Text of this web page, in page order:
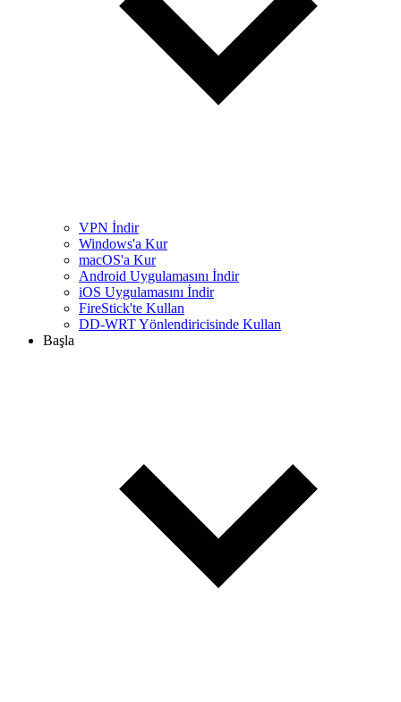
VPN İndir
Windows'a Kur
macOS'a Kur
Android Uygulamasını İndir
iOS Uygulamasını İndir
FireStick'te Kullan
DD-WRT Yönlendiricisinde Kullan
Başla